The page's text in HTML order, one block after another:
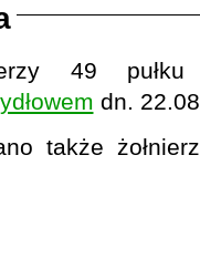
49
dn.
także